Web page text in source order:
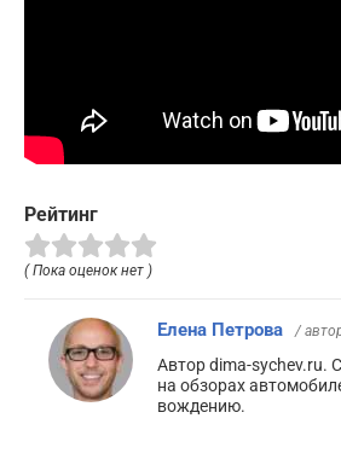
Рейтинг
( Пока оценок нет )
Елена Петрова /
Автор dima-sychev.ru.
на обзорах
вождению.